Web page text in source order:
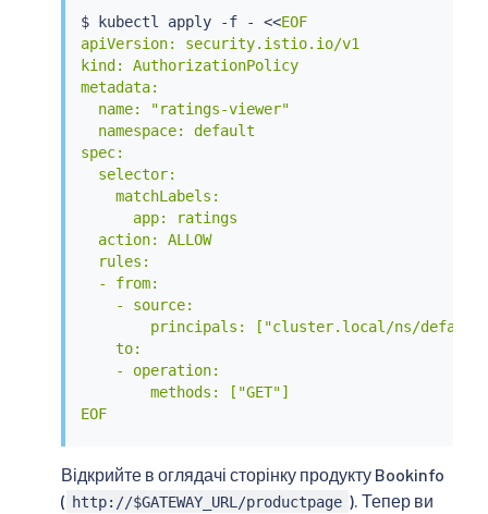
$ kubectl apply -f - <<EOF
apiVersion: security.istio.io/v1
kind: AuthorizationPolicy
metadata:
  name: "ratings-viewer"
  namespace: default
spec:
  selector:
    matchLabels:
      app: ratings
  action: ALLOW
  rules:
  - from:
    - source:
principals: ["cluster.local/ns/
    to:
    - operation:
        methods: ["GET"]
EOF
Відкрийте в оглядачі сторінку продукту Bookinfo
( http://$GATEWAY_URL/productpage ). Тепер ви